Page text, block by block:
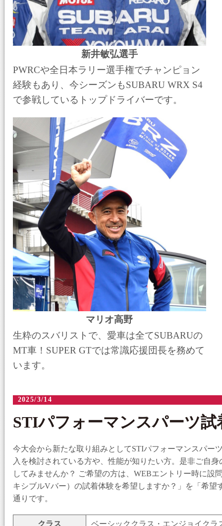
新井敏弘選手
PWRCや全日本ラリー選手権でチャンピョン
経験もあり、今シーズンもSUBARU WRX S4
で参戦しているトップドライバーです。
マリオ高野
生粋のスバリストで、愛車は全てSUBARUの
MT車！SUPER GTでは常識応援団長を務めて
います。
2025/3/14
STIパフォーマンスパーツ試
今大会から新たな取り組みとしてSTIパフォーマンスパー
入を検討されている方や、性能が知りたい方。是非ご自
してみませんか？ ご希望の方は、WEBエントリー時に設
キシブルVバー）の試着体験を希望しますか？」を「希
通りです。
クラス ベーシッククラス・エンジョイクラ